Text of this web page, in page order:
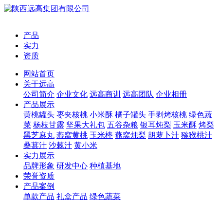
产品
实力
资质
网站首页
关于远高
公司简介 企业文化 远高商训 远高团队 企业相册
产品展示
黄桃罐头 枣夹核桃 小米酥 橘子罐头 手剥烤核桃 绿色蔬
菜 杨枝甘露 坚果大礼包 五谷杂粮 银耳炖梨 玉米酥 烤梨
黑芝麻丸 燕窝黄桃 玉米棒 燕窝炖梨 胡萝卜汁 猕猴桃汁
桑葚汁 沙棘汁 黄小米
实力展示
品牌形象 研发中心 种植基地
荣誉资质
产品案例
单款产品 礼盒产品 绿色蔬菜